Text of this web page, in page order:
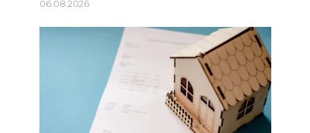
06.08.2026